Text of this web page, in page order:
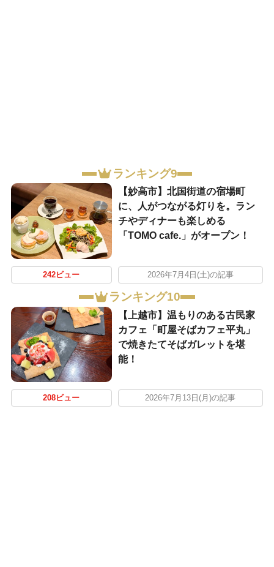
ランキング9
【妙高市】北国街道の宿場町
に、人がつながる灯りを。ラン
チやディナーも楽しめる
「TOMO cafe.」がオープン！
242ビュー 2026年7月4日(土)の記事
ランキング10
【上越市】温もりのある古民家
カフェ「町屋そばカフェ平丸」
で焼きたてそばガレットを堪
能！
208ビュー 2026年7月13日(月)の記事